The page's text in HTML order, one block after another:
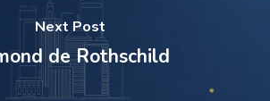
Next Post
de Rothschild